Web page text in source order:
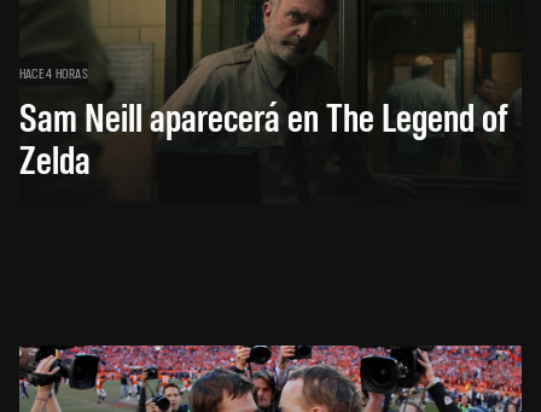
HACE 4 HORAS
Sam Neill aparecerá en The Legend of
Zelda